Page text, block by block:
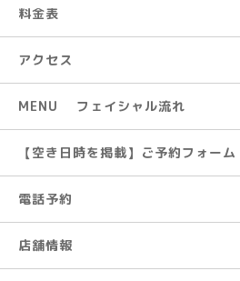
料金表
アクセス
MENU フェイシャル流れ
【空き日時を掲載】ご予約フォーム
電話予約
店舗情報